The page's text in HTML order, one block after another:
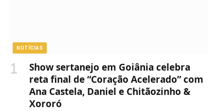
NOTÍCIAS
Show sertanejo em Goiânia celebra
reta final de “Coração Acelerado” com
Ana Castela, Daniel e Chitãozinho &
Xororó